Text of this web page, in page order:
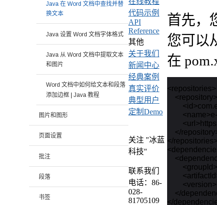
首先，
您可以
在
<repositories>
    <repository>
</
</
</
Java 在 Word 文档中查找并替
换文本
Java 设置 Word 文档字体格式
Java 从 Word 文档中提取文本
和图片
Word 文档中如何给文本和段落
添加边框 | Java 教程
图片和图形
页面设置
批注
段落
书签
代码示例
API
Reference
其他
关于我们
新闻中心
经典案例
真实评价
典型用户
定制Demo
关注 "冰蓝
科技"
联系我们
电话：86-
028-
81705109